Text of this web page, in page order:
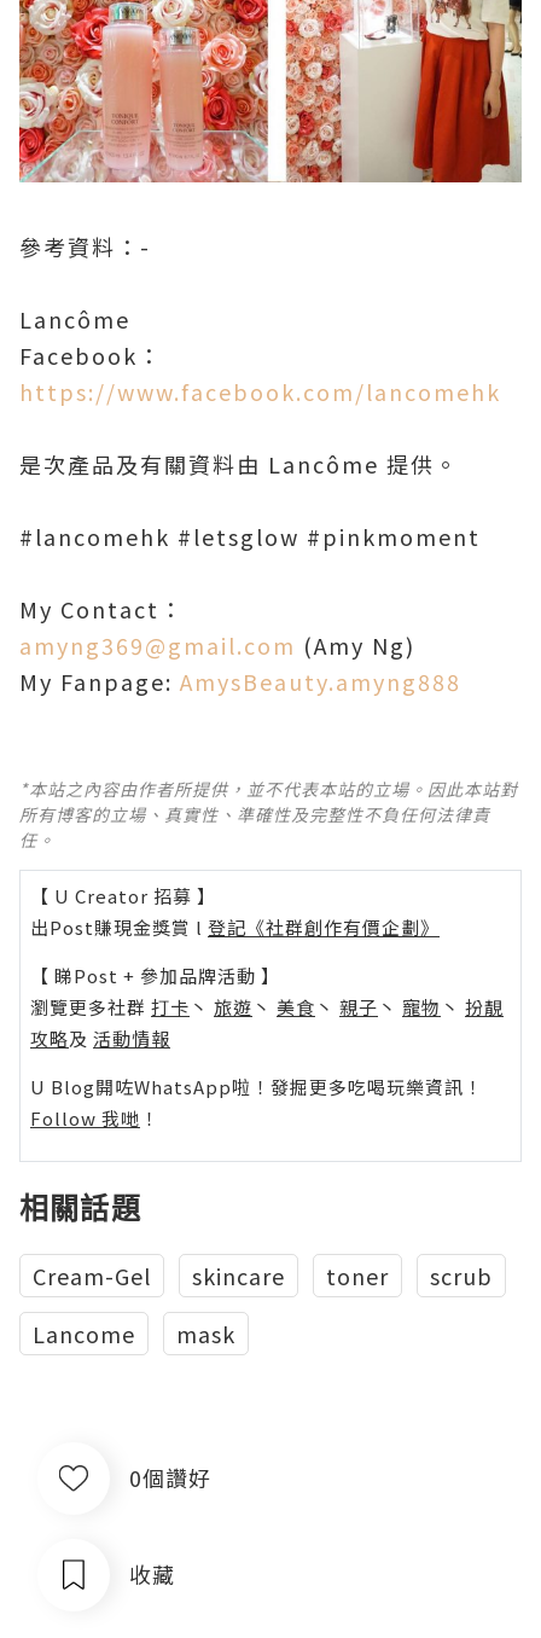
參考資料： -
Lancôme
Facebook ：
https://www.facebook.com/lancomehk
是次產品及有關資料由 Lancôme 提供。
#lancomehk #letsglow #pinkmoment
My Contact ：
amyng369@gmail.com (Amy Ng)
My Fanpage: AmysBeauty.amyng888
*本站之內容由作者所提供，並不代表本站的立場。因此本站對
所有博客的立場、真實性、準確性及完整性不負任何法律責
任。
【 U Creator 招募 】
出Post賺現金獎賞 l 登記《社群創作有價企劃》
【 睇Post + 參加品牌活動 】
瀏覽更多社群 打卡 丶 旅遊 丶 美食 丶 親子 丶 寵物 丶 扮靚
攻略及 活動情報
U Blog開咗WhatsApp啦！發掘更多吃喝玩樂資訊！
Follow 我哋 ！
相關話題
Cream-Gel skincare toner
scrub
Lancome
mask
0個讚好
收藏